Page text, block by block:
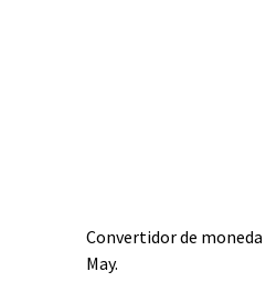
Convertidor de moneda
May.